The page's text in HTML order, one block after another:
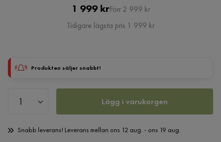
Pris
1 999 krOriginal
Pris
Förr 2 999 kr
Tidigare lägsta pris 1 999 kr
Produkten säljer snabbt!
Lägg i varukorgen
Snabb leverans! Leverans mellan ons 12 aug. - ons 19 aug.